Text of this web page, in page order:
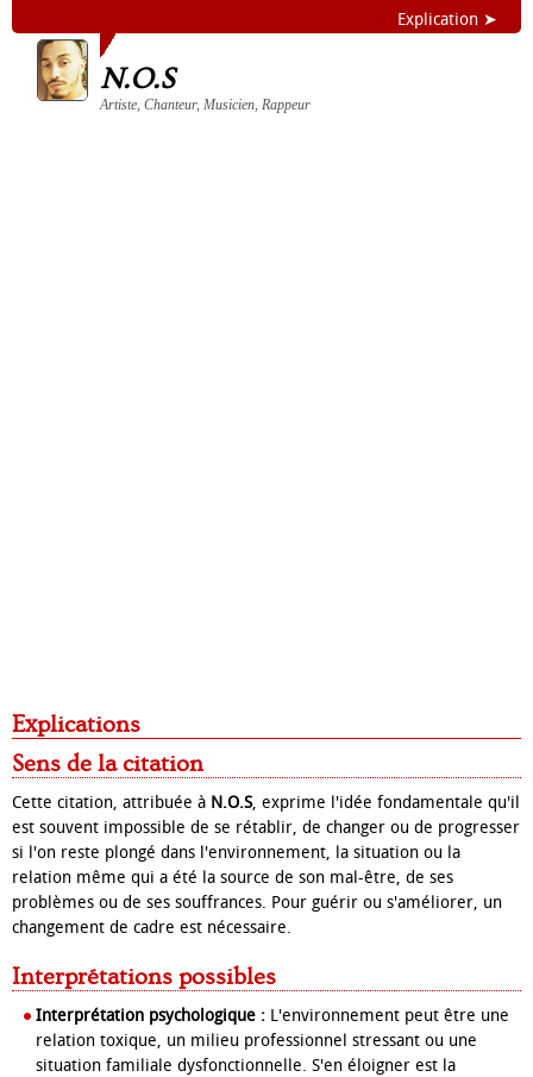
Explication ➤
N.O.S
Artiste, Chanteur, Musicien, Rappeur
Explications
Sens de la citation
Cette citation, attribuée à N.O.S, exprime l'idée fondamentale qu'il
est souvent impossible de se rétablir, de changer ou de progresser
si l'on reste plongé dans l'environnement, la situation ou la
relation même qui a été la source de son mal-être, de ses
problèmes ou de ses souffrances. Pour guérir ou s'améliorer, un
changement de cadre est nécessaire.
Interprétations possibles
Interprétation psychologique : L'environnement peut être une
relation toxique, un milieu professionnel stressant ou une
situation familiale dysfonctionnelle. S'en éloigner est la